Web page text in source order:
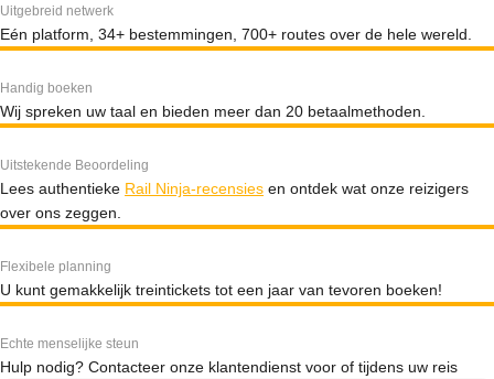
Uitgebreid netwerk
Eén platform, 34+ bestemmingen, 700+ routes over de hele wereld.
Handig boeken
Wij spreken uw taal en bieden meer dan 20 betaalmethoden.
Uitstekende Beoordeling
Lees authentieke Rail Ninja-recensies en ontdek wat onze reizigers
over ons zeggen.
Flexibele planning
U kunt gemakkelijk treintickets tot een jaar van tevoren boeken!
Echte menselijke steun
Hulp nodig? Contacteer onze klantendienst voor of tijdens uw reis